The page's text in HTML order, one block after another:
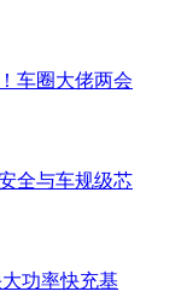
车圈大佬两会
全与车规级芯
功率快充基